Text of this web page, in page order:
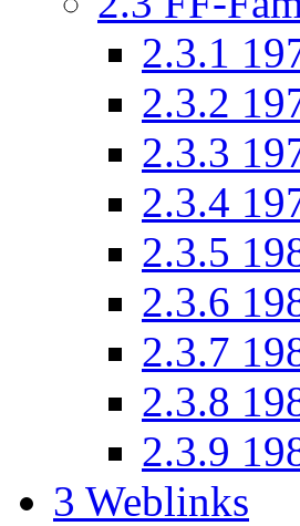
2.3.1
2.3.2
2.3.3
2.3.4
2.3.5
2.3.6
2.3.7
2.3.8
2.3.9
3 Weblinks